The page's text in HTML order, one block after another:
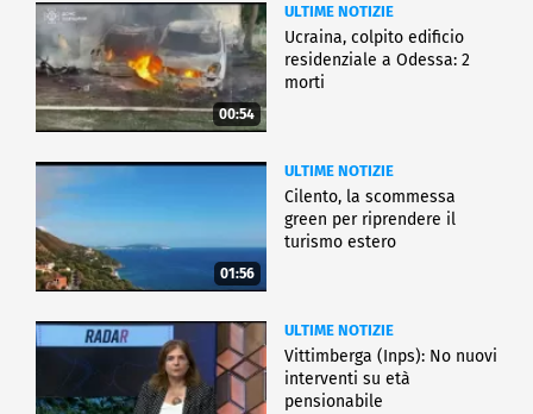
00:54
ULTIME NOTIZIE
Ucraina, colpito edificio
residenziale a Odessa: 2
morti
01:56
ULTIME NOTIZIE
Cilento, la scommessa
green per riprendere il
turismo estero
ULTIME NOTIZIE
Vittimberga (Inps): No nuovi
interventi su età
pensionabile